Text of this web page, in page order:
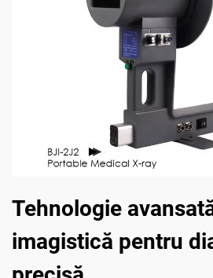
Tehnologie
imagistică pentru